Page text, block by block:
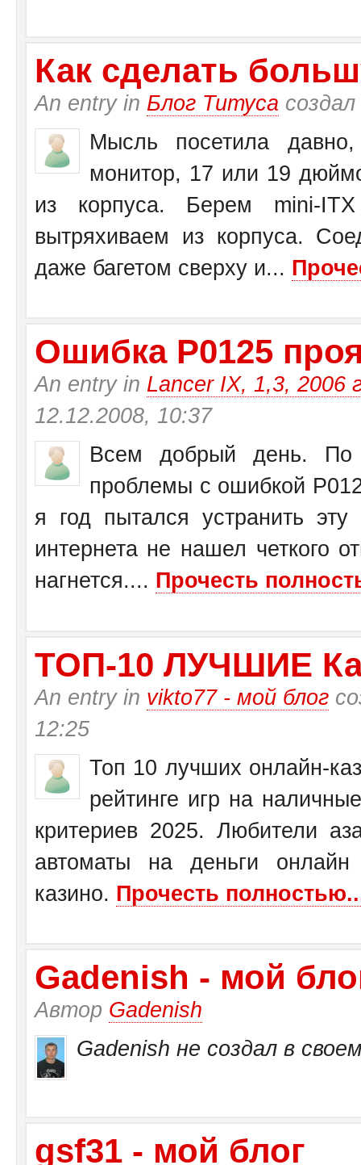
Как сделать
An entry in Блог Титуса
Мысль посетила
монитор, 17 или 19
из корпуса. Берем mini-
вытряхиваем из корпуса.
даже багетом сверху и...
Ошибка Р0125
An entry in Lancer IX, 1,3, 2006
12.12.2008, 10:37
Всем добрый день. По
проблемы с ошибкой
я год пытался устранить
интернета не нашел четкого
нагнется.... Прочесть
ТО­П-10 ЛУЧШИЕ
An entry in vikto77 - мой блог
12:25
Топ 10 лучших онлайн-
рейтинге игр на
критериев 2025. Любители
автоматы на деньги
казино. Прочесть
Gadenish - мой
Автор Gadenish
Gadenish не создал в
gsf31 - мой блог